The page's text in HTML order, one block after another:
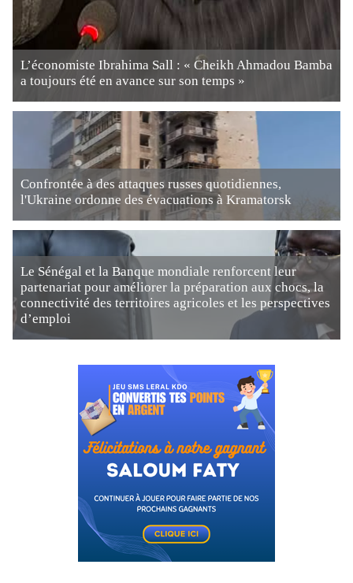
L’économiste Ibrahima Sall : « Cheikh Ahmadou Bamba
a toujours été en avance sur son temps »
Confrontée à des attaques russes quotidiennes,
l'Ukraine ordonne des évacuations à Kramatorsk
Le Sénégal et la Banque mondiale renforcent leur
partenariat pour améliorer la préparation aux chocs, la
connectivité des territoires agricoles et les perspectives
d’emploi